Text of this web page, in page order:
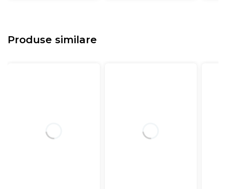
Produse similare